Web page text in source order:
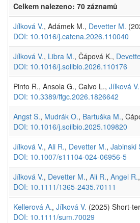
Celkem nalezeno: 70 záznamů
Jílková V., Adámek M., Devetter M.
DOI: 10.1016/j.catena.2026.110040
Jílková V., Libra M., Čápová K.,
DOI: 10.1016/j.soilbio.2026.110176
Pinto R., Ansola G., Calvo L., Jílková V.
DOI: 10.3389/ffgc.2026.1826642
Angst Š., Mudrák O., Bartuška M.,
DOI: 10.1016/j.soilbio.2025.109820
Jílková V., Ali R., Devetter M., Jabinski
DOI: 10.1007/s11104-024-06956-5
Jílková V., Devetter M., Ali R., Angel R.,
DOI: 10.1111/1365-2435.70111
Kellerová A., Jílková V. (2025) Short-
DOI: 10.1111/sum.70029